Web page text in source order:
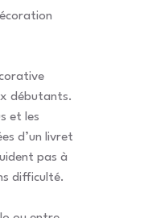
débutants.
et les
d’un livret
pas à
difficulté.